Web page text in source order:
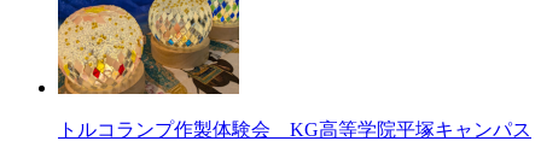
トルコランプ作製体験会 KG高等学院平塚キャンパス